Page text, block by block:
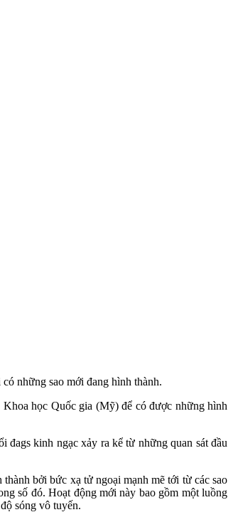
những sao mới đang hình thành.
học Quốc gia (Mỹ) để có được những hình
kinh ngạc xảy ra kể từ những quan sát đầu
bởi bức xạ tử ngoại mạnh mẽ tới từ các sao
số đó. Hoạt động mới này bao gồm một luồng
sóng vô tuyến.